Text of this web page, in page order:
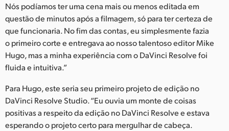
Nós podíamos ter uma cena mais ou menos editada em
questão de minutos após a filmagem, só para ter certeza de
que funcionaria. No fim das contas, eu simplesmente fazia
o primeiro corte e entregava ao nosso talentoso editor Mike
Hugo, mas a minha experiência com o DaVinci Resolve foi
fluida e intuitiva.”
Para Hugo, este seria seu primeiro projeto de edição no
DaVinci Resolve Studio. “Eu ouvia um monte de coisas
positivas a respeito da edição no DaVinci Resolve e estava
esperando o projeto certo para mergulhar de cabeça.